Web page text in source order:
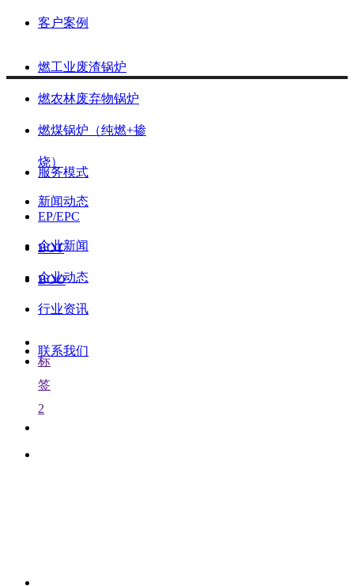
客户案例
燃工业废渣锅炉
燃农林废弃物锅炉
燃煤锅炉（纯燃+掺
烧）
服务模式
EP/EPC
BOT
BOO
新闻动态
企业新闻
企业动态
行业资讯
联系我们
标
签
2